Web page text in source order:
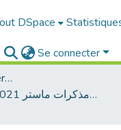
DSpace
Se connecter
🎓مذكرات الماستر- Master's Theses
ادب عربي -مذكرات ماستر 2021-2022